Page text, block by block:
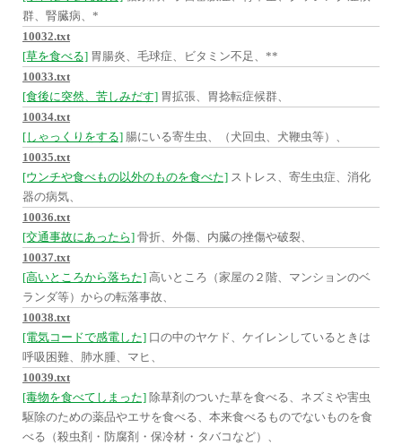
群、腎臓病、*
10032.txt
[草を食べる] 胃腸炎、毛球症、ビタミン不足、**
10033.txt
[食後に突然、苦しみだす] 胃拡張、胃捻転症候群、
10034.txt
[しゃっくりをする] 腸にいる寄生虫、（犬回虫、犬鞭虫等）、
10035.txt
[ウンチや食べもの以外のものを食べた] ストレス、寄生虫症、消化
器の病気、
10036.txt
[交通事故にあったら] 骨折、外傷、内臓の挫傷や破裂、
10037.txt
[高いところから落ちた] 高いところ（家屋の２階、マンションのベ
ランダ等）からの転落事故、
10038.txt
[電気コードで感電した] 口の中のヤケド、ケイレンしているときは
呼吸困難、肺水腫、マヒ、
10039.txt
[毒物を食べてしまった] 除草剤のついた草を食べる、ネズミや害虫
駆除のための薬品やエサを食べる、本来食べるものでないものを食
べる（殺虫剤・防腐剤・保冷材・タバコなど）、